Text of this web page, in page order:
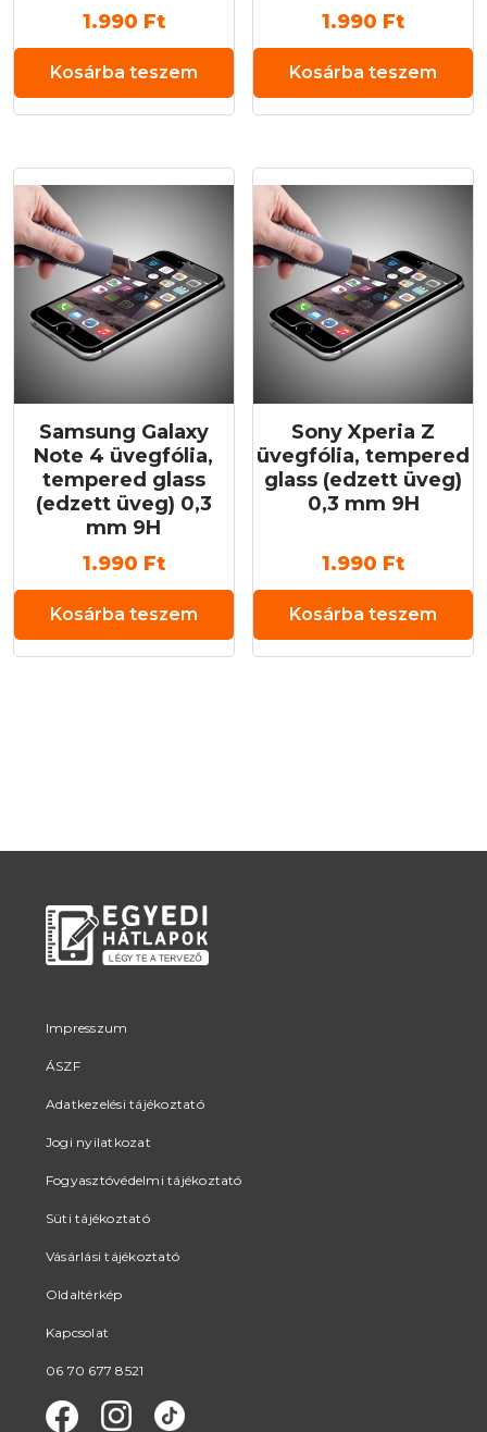
1.990 Ft
Kosárba teszem
1.990 Ft
Kosárba teszem
Samsung Galaxy
Note 4 üvegfólia,
tempered glass
(edzett üveg) 0,3
mm 9H
1.990 Ft
Kosárba teszem
Sony Xperia Z
üvegfólia, tempered
glass (edzett üveg)
0,3 mm 9H
1.990 Ft
Kosárba teszem
Impresszum
ÁSZF
Adatkezelési tájékoztató
Jogi nyilatkozat
Fogyasztóvédelmi tájékoztató
Süti tájékoztató
Vásárlási tájékoztató
Oldaltérkép
Kapcsolat
06 70 677 8521